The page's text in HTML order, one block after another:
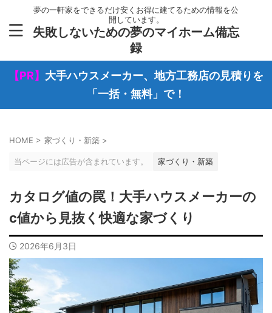
夢の一軒家をできるだけ安くお得に建てるための情報を公
開しています。
失敗しないための夢のマイホーム備忘
録
【PR】 大手ハウスメーカー、地方工務店の見積りを
「一括・無料」で！
HOME > 家づくり・新築 >
当ページには広告が含まれています。 家づくり・新築
カタログ値の罠！大手ハウスメーカーの
c値から見抜く快適な家づくり
2026年6月3日